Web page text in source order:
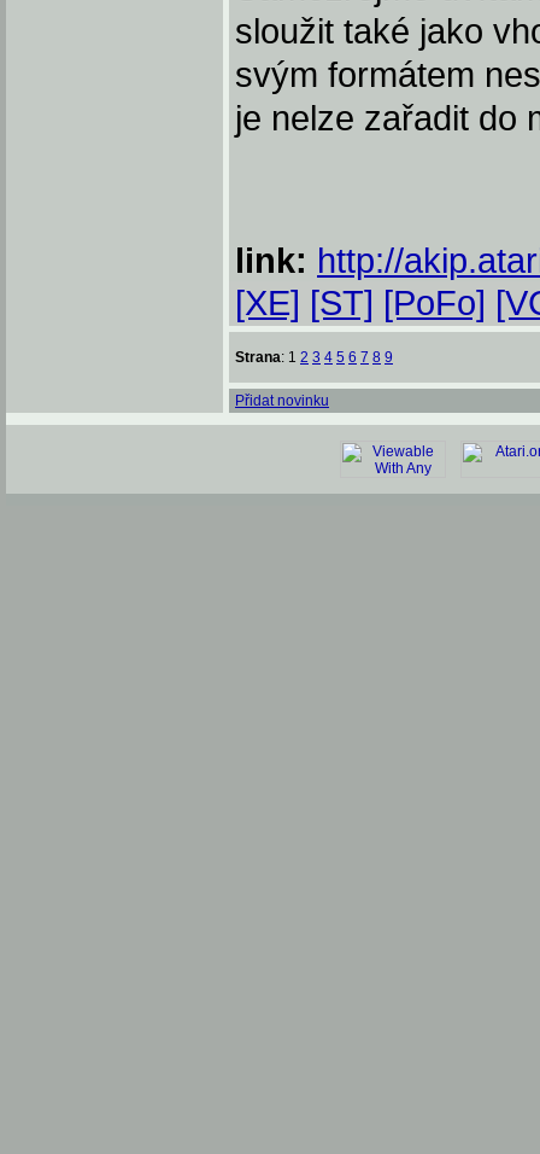
sloužit také jako
svým formátem
je nelze zařadit do
link: http://
[XE] [ST] [PoFo]
Strana: 1 2 3 4 5 6 7 8 9
Přidat novinku